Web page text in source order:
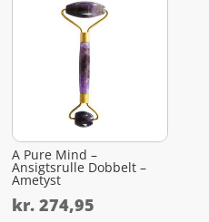
A Pure Mind –
Ansigtsrulle Dobbelt –
Ametyst
kr. 274,95